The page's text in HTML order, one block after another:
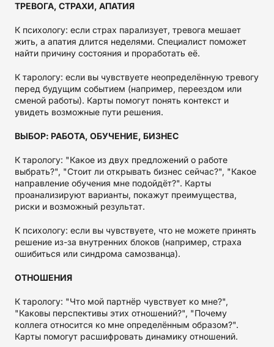
ТРЕВОГА, СТРАХИ, АПАТИЯ
К психологу: если страх парализует, тревога мешает
жить, а апатия длится неделями. Специалист поможет
найти причину состояния и проработать её.
К тарологу: если вы чувствуете неопределённую тревогу
перед будущим событием (например, переездом или
сменой работы). Карты помогут понять контекст и
увидеть возможные пути решения.
ВЫБОР: РАБОТА, ОБУЧЕНИЕ, БИЗНЕС
К тарологу: "Какое из двух предложений о работе
выбрать?", "Стоит ли открывать бизнес сейчас?", "Какое
направление обучения мне подойдёт?". Карты
проанализируют варианты, покажут преимущества,
риски и возможный результат.
К психологу: если вы чувствуете, что не можете принять
решение из-за внутренних блоков (например, страха
ошибиться или синдрома самозванца).
ОТНОШЕНИЯ
К тарологу: "Что мой партнёр чувствует ко мне?",
"Каковы перспективы этих отношений?", "Почему
коллега относится ко мне определённым образом?".
Карты помогут расшифровать динамику отношений.